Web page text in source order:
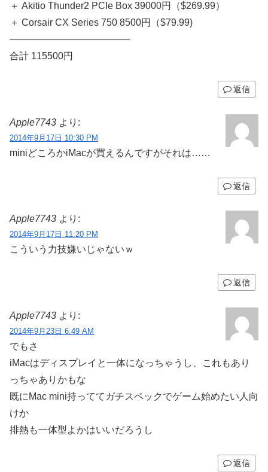
＋ Akitio Thunder2 PCIe Box 39000円（$269.99）
＋ Corsair CX Series 750 8500円（$79.99)
————————————–
合計 115500円
返信
Apple7743 より:
2014年9月17日 10:30 PM
miniどころかiMacが買えるんですがそれは……
返信
Apple7743 より:
2014年9月17日 11:20 PM
こういう力技嫌いじゃないｗ
返信
Apple7743 より:
2014年9月23日 6:49 AM
でもさ
iMacはディスプレイと一体になっちゃうし、これもあり
っちゃありかもな
既にMac mini持っててガチスペックでゲーム始めたい人向
けか
排熱も一体型よかはいいだろうし
返信